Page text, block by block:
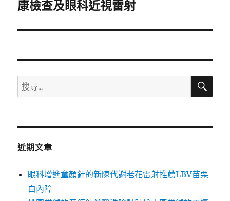
一
文
康檢查及眼科近視雷射
搜
尋
鍵
搜
近期文章
眼科增進童顏針的新陳代謝老花雷射推薦LBV苗栗
白內障